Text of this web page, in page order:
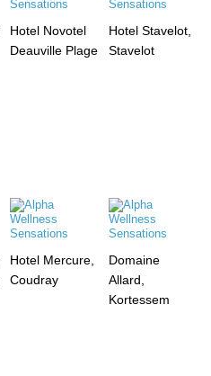
Hotel Novotel
Deauville Plage
Hotel Stavelot,
Stavelot
Hotel Mercure,
Coudray
Domaine
Allard,
Kortessem